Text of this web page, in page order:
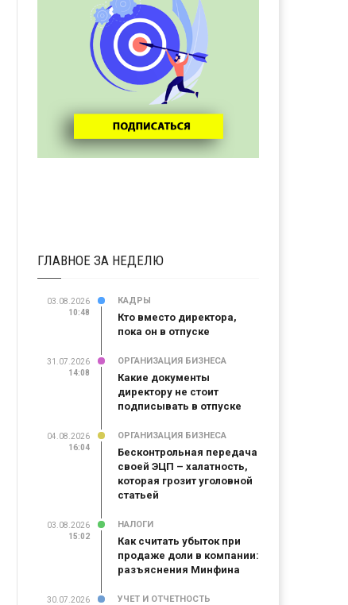
ГЛАВНОЕ ЗА НЕДЕЛЮ
03.08.2026
10:48
КАДРЫ
Кто вместо директора,
пока он в отпуске
31.07.2026
14:08
ОРГАНИЗАЦИЯ БИЗНЕСА
Какие документы
директору не стоит
подписывать в отпуске
04.08.2026
16:04
ОРГАНИЗАЦИЯ БИЗНЕСА
Бесконтрольная передача
своей ЭЦП – халатность,
которая грозит уголовной
статьей
03.08.2026
15:02
НАЛОГИ
Как считать убыток при
продаже доли в компании:
разъяснения Минфина
30.07.2026
УЧЕТ И ОТЧЕТНОСТЬ